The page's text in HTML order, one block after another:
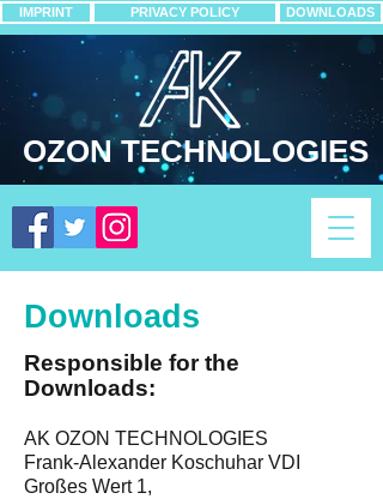
OZON TECHNOLOGIES
IMPRINT PRIVACY POLICY DOWNLOADS
Downloads
Responsible for the
Downloads:
AK OZON TECHNOLOGIES
Frank-Alexander Koschuhar VDI
Großes Wert 1,